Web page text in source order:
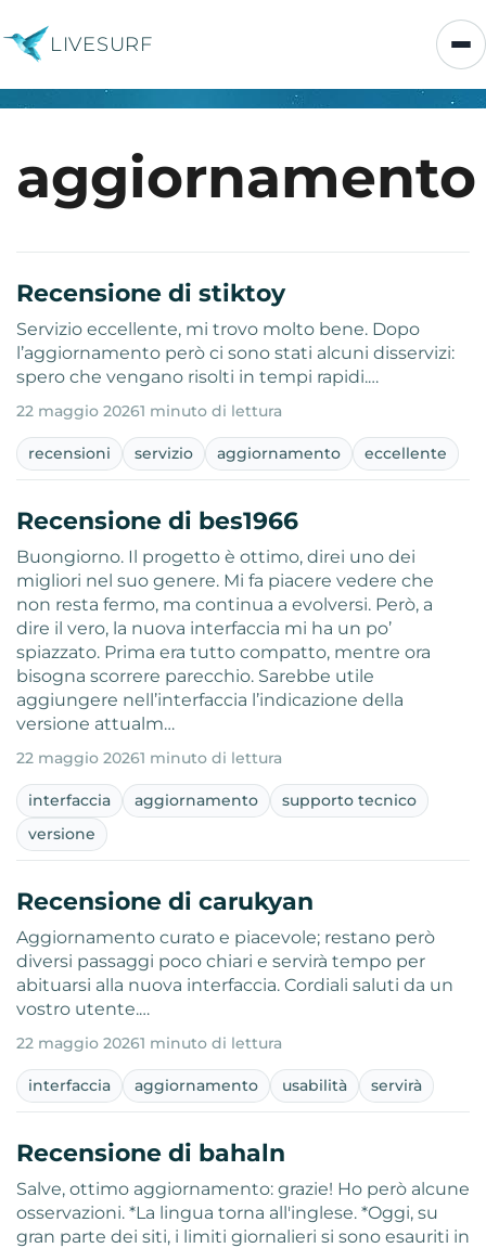
LIVESURF
aggiornamento
Recensione di stiktoy
Servizio eccellente, mi trovo molto bene. Dopo
l’aggiornamento però ci sono stati alcuni disservizi:
spero che vengano risolti in tempi rapidi.…
22 maggio 20261 minuto di lettura
recensioni servizio aggiornamento eccellente
Recensione di bes1966
Buongiorno. Il progetto è ottimo, direi uno dei
migliori nel suo genere. Mi fa piacere vedere che
non resta fermo, ma continua a evolversi. Però, a
dire il vero, la nuova interfaccia mi ha un po’
spiazzato. Prima era tutto compatto, mentre ora
bisogna scorrere parecchio. Sarebbe utile
aggiungere nell’interfaccia l’indicazione della
versione attualm…
22 maggio 20261 minuto di lettura
interfaccia aggiornamento
supporto tecnico
versione
Recensione di carukyan
Aggiornamento curato e piacevole; restano però
diversi passaggi poco chiari e servirà tempo per
abituarsi alla nuova interfaccia. Cordiali saluti da un
vostro utente.…
22 maggio 20261 minuto di lettura
interfaccia aggiornamento usabilità servirà
Recensione di bahaln
Salve, ottimo aggiornamento: grazie! Ho però alcune
osservazioni. *La lingua torna all'inglese. *Oggi, su
gran parte dei siti, i limiti giornalieri si sono esauriti in